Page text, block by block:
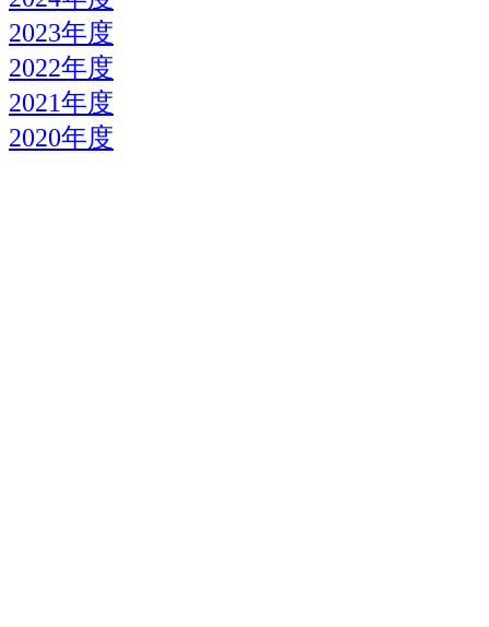
2023年度
2022年度
2021年度
2020年度